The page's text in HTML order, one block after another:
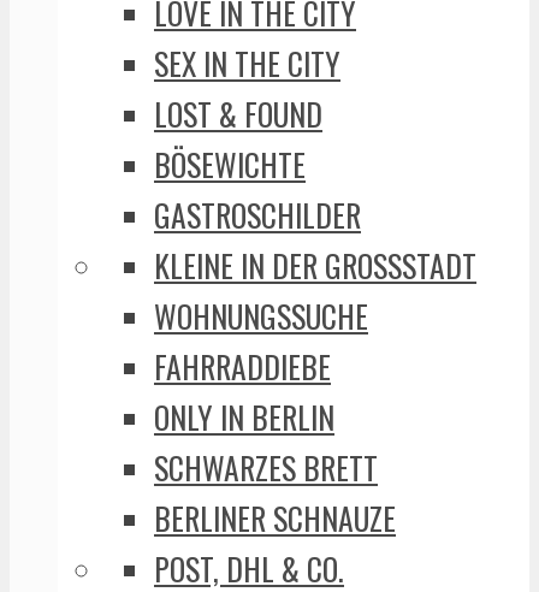
LOVE IN THE CITY
SEX IN THE CITY
LOST & FOUND
BÖSEWICHTE
GASTROSCHILDER
KLEINE IN DER GROSSSTADT
WOHNUNGSSUCHE
FAHRRADDIEBE
ONLY IN BERLIN
SCHWARZES BRETT
BERLINER SCHNAUZE
POST, DHL & CO.